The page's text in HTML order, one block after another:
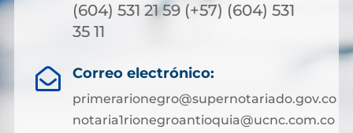
(604) 531 21 59 (+57) (604) 531
35 11
 Correo electrónico:
primerarionegro@supernotariado.gov.co
notaria1rionegroantioquia@ucnc.com.co